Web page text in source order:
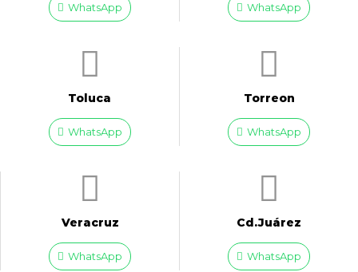
WhatsApp WhatsApp
Toluca
WhatsApp
Torreon
WhatsApp
Veracruz
WhatsApp
Cd.Juárez
WhatsApp